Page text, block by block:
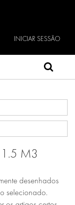
INICIAR SESSÃO
M3
desenhados
selecionado.